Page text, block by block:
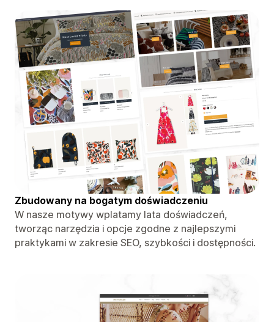
Zbudowany na bogatym doświadczeniu
W nasze motywy wplatamy lata doświadczeń,
tworząc narzędzia i opcje zgodne z najlepszymi
praktykami w zakresie SEO, szybkości i dostępności.